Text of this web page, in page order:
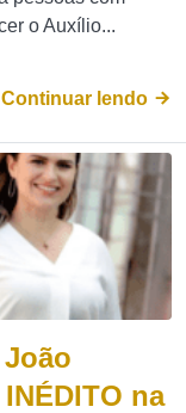
o Auxílio...
Continuar lendo
na